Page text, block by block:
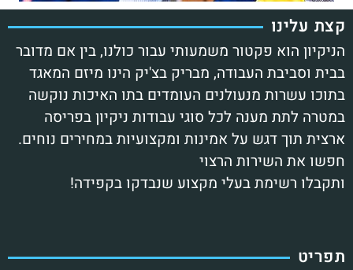
קצת עלינו
הניקיון הוא פקטור משמעותי עבור כולנו, בין אם מדובר
בבית וסביבת העבודה, מבריק בצ'יק הינו מיזם המאגד
בתוכו עשרות מנעולנים העומדים בתו האיכות נוקשה
במטרה לתת מענה לכל סוגי עבודות ניקיון בפריסה
ארצית תוך דגש על אמינות ומקצועיות במחירים נוחים.
חפשו את השירות הרצוי
ותקבלו רשימת בעלי מקצוע שנבדקו בקפידה!
תפריט